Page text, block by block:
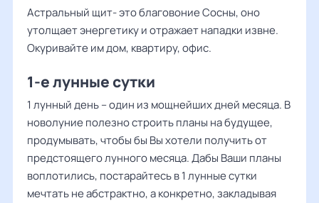
Астральный щит- это благовоние Сосны, оно
утолщает энергетику и отражает нападки извне.
Окуривайте им дом, квартиру, офис.
1-е лунные сутки
1 лунный день – один из мощнейших дней месяца. В
новолуние полезно строить планы на будущее,
продумывать, чтобы бы Вы хотели получить от
предстоящего лунного месяца. Дабы Ваши планы
воплотились, постарайтесь в 1 лунные сутки
мечтать не абстрактно, а конкретно, закладывая